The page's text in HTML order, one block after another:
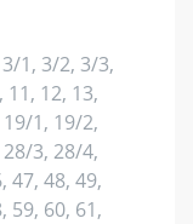
1, 3/2, 3/3,
11, 12, 13,
1, 19/2,
3, 28/4,
47, 48, 49,
59, 60, 61,